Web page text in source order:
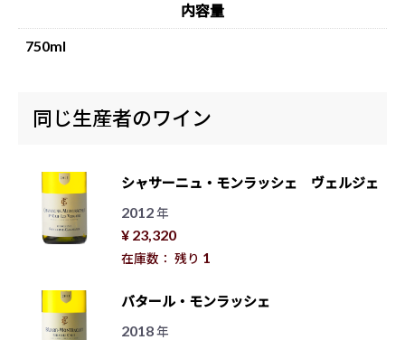
内容量
750ml
同じ生産者のワイン
シャサーニュ・モンラッシェ ヴェルジェ
2012年
¥ 23,320
在庫数： 残り 1
バタール・モンラッシェ
2018年